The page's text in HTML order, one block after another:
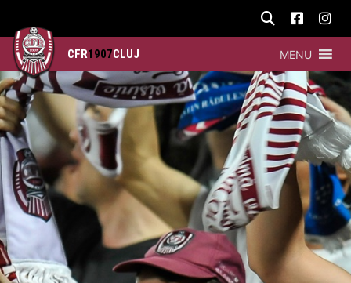
CFR1907CLUJ MENU